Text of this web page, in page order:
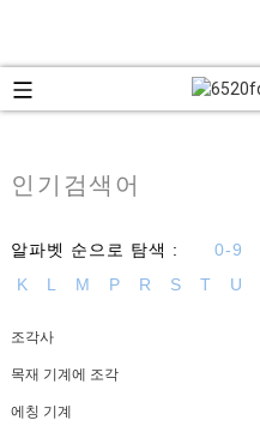
인기검색어
알파벳 순으로 탐색 : 0-9
K
L M P R S T U
조각사
목재 기계에 조각
에칭 기계